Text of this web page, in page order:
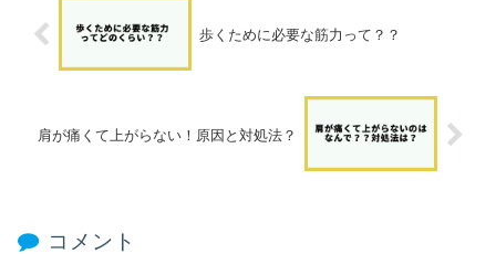
歩くために必要な筋力って？？
肩が痛くて上がらない！原因と対処法？
コメント